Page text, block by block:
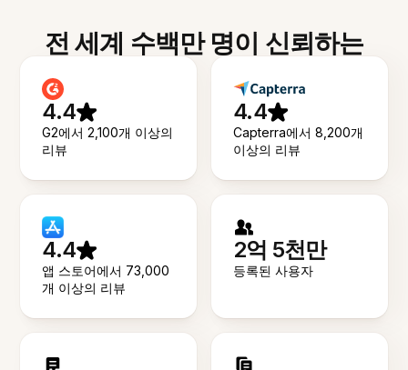
전 세계 수백만 명이 신뢰하는
4.4
G2에서 2,100개 이상의
리뷰
4.4
Capterra에서 8,200개
이상의 리뷰
4.4
앱 스토어에서 73,000
개 이상의 리뷰
2억 5천만
등록된 사용자